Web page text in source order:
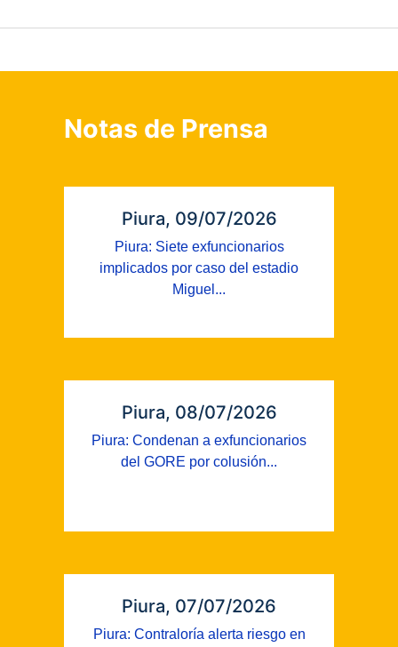
Notas de Prensa
Piura, 09/07/2026
Piura: Siete exfuncionarios
implicados por caso del estadio
Miguel...
Piura, 08/07/2026
Piura: Condenan a exfuncionarios
del GORE por colusión...
Piura, 07/07/2026
Piura: Contraloría alerta riesgo en